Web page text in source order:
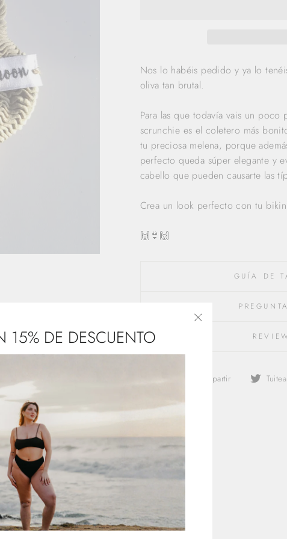
Nos lo habéis pedido y ya lo
oliva tan brutal.
Para las que todavía vais un
scrunchie es el coletero más
tu preciosa melena, porque
perfecto queda súper elegante y
cabello que pueden causarte las
Crea un look perfecto con tu
🙌👙🙌
GUÍA DE
Compartir
Compartir
A SCRUNCHIES
15% DE DESCUENTO